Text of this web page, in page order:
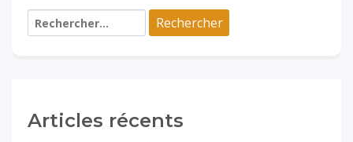
Rechercher :
Articles récents